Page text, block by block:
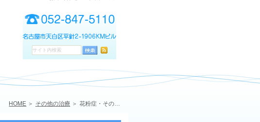
HOME その他の治療 花粉症・その他アレルギー